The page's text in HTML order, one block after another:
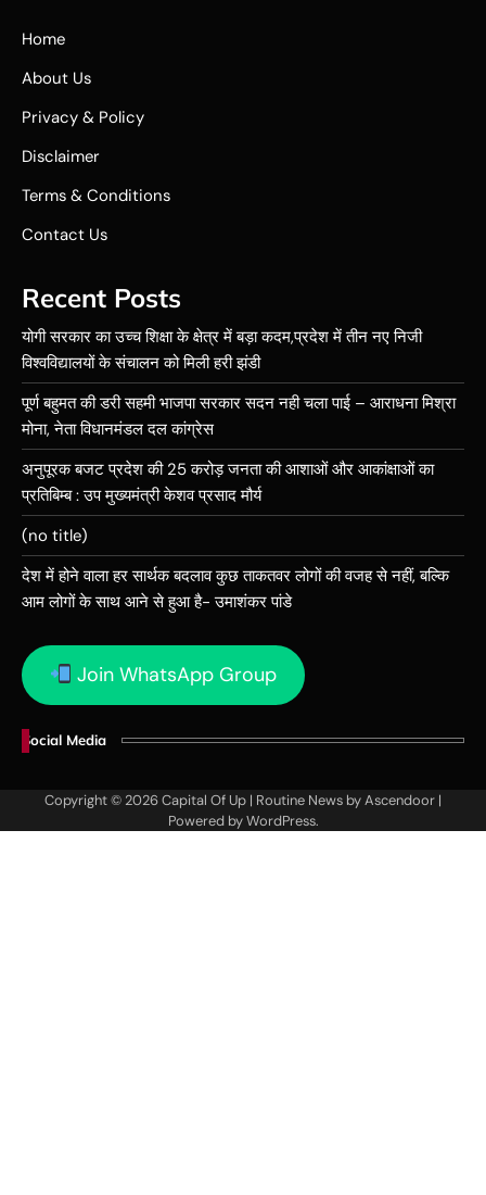
Home
About Us
Privacy & Policy
Disclaimer
Terms & Conditions
Contact Us
Recent Posts
योगी सरकार का उच्च शिक्षा के क्षेत्र में बड़ा कदम,प्रदेश में तीन नए निजी
विश्वविद्यालयों के संचालन को मिली हरी झंडी
पूर्ण बहुमत की डरी सहमी भाजपा सरकार सदन नही चला पाई – आराधना मिश्रा
मोना, नेता विधानमंडल दल कांग्रेस
अनुपूरक बजट प्रदेश की 25 करोड़ जनता की आशाओं और आकांक्षाओं का
प्रतिबिम्ब : उप मुख्यमंत्री केशव प्रसाद मौर्य
(no title)
देश में होने वाला हर सार्थक बदलाव कुछ ताकतवर लोगों की वजह से नहीं, बल्कि
आम लोगों के साथ आने से हुआ है- उमाशंकर पांडे
Join WhatsApp Group
Social Media
Copyright © 2026Capital Of Up | Routine News byAscendoor |
Powered byWordPress.